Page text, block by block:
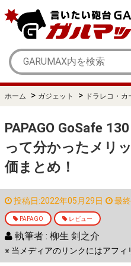
ホーム > ガジェット > ドラレコ・
PAPAGO GoSafe
って分かったメリ
価まとめ！
投稿日:2022年05月29日 最
PAPAGO レビュー
執筆者 : 柳生 剣之介
※ 当メディアのリンクにはアフ